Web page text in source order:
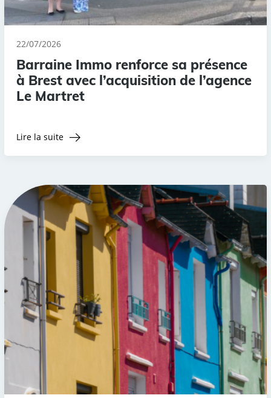
22/07/2026
Barraine Immo renforce sa présence
à Brest avec l’acquisition de l’agence
Le Martret
Lire la suite